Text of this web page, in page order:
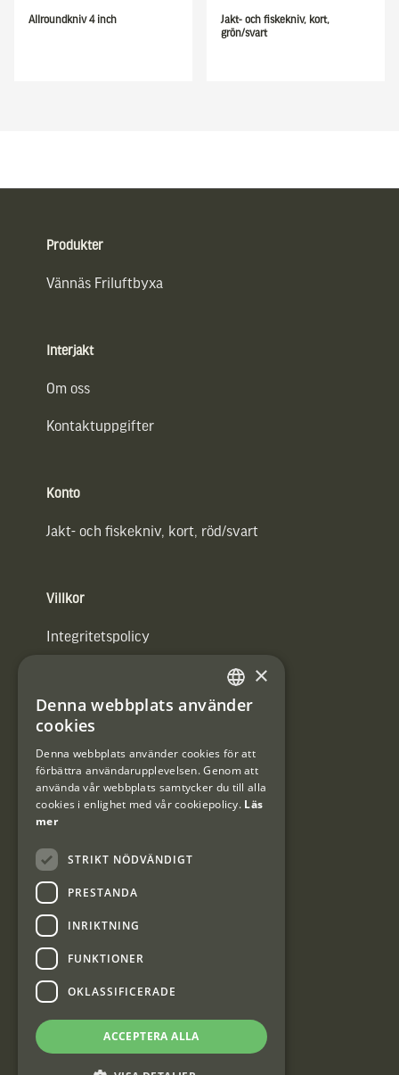
Allroundkniv 4 inch
Jakt- och fiskekniv, kort,
grön/svart
Produkter
Vännäs Friluftbyxa
Interjakt
Om oss
Kontaktuppgifter
Konto
Jakt- och fiskekniv, kort, röd/svart
Villkor
Integritetspolicy
#Interjaktfamily
Kundklubb
Information om kundklubben.
Interjakt Sweden AB, Årjäng
SWEDISH
×
Denna webbplats använder
cookies
Denna webbplats använder cookies för att
förbättra användarupplevelsen. Genom att
använda vår webbplats samtycker du till alla
cookies i enlighet med vår cookiepolicy. Läs
mer
STRIKT NÖDVÄNDIGT
PRESTANDA
INRIKTNING
FUNKTIONER
OKLASSIFICERADE
ACCEPTERA ALLA